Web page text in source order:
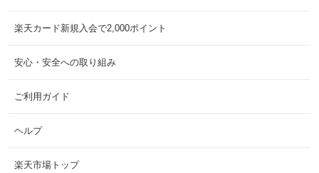
楽天カード新規入会で2,000ポイント
安心・安全への取り組み
ご利用ガイド
ヘルプ
楽天市場トップ